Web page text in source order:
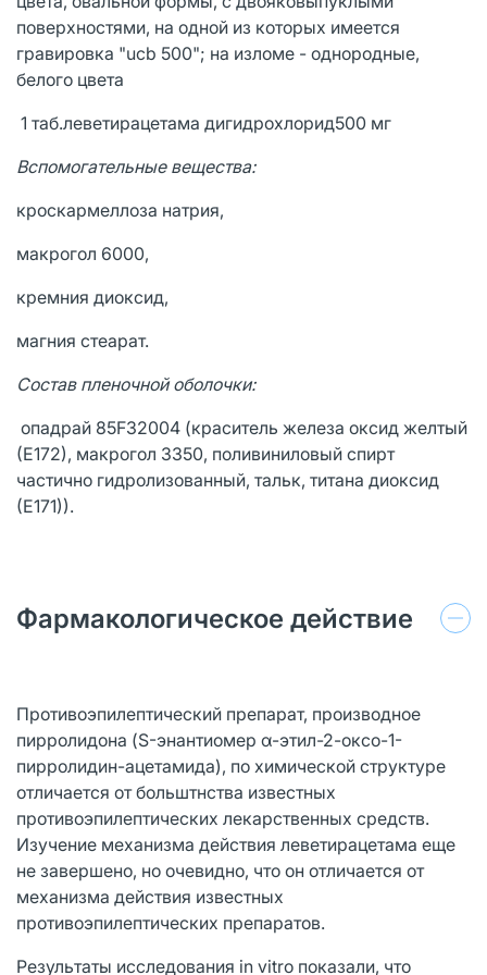
поверхностями, на одной из которых имеется
гравировка "ucb 500"; на изломе - однородные,
белого цвета
1 таб.леветирацетама дигидрохлорид500 мг
Вспомогательные вещества:
кроскармеллоза натрия,
макрогол 6000,
кремния диоксид,
магния стеарат.
Состав пленочной оболочки:
опадрай 85F32004 (краситель железа оксид желтый
(Е172), макрогол 3350, поливиниловый спирт
частично гидролизованный, тальк, титана диоксид
(Е171)).
Фармакологическое действие
Противоэпилептический препарат, производное
пирролидона (S-энантиомер α-этил-2-оксо-1-
пирролидин-ацетамида), по химической структуре
отличается от больштнства известных
противоэпилептических лекарственных средств.
Изучение механизма действия леветирацетама еще
не завершено, но очевидно, что он отличается от
механизма действия известных
противоэпилептических препаратов.
Результаты исследования in vitro показали, что